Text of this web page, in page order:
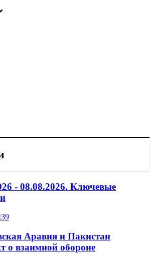
- 08.08.2026. Ключевые
Аравия и Пакистан
о взаимной обороне